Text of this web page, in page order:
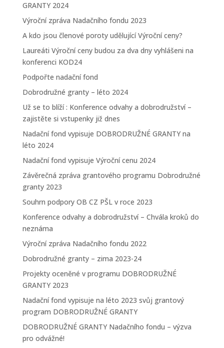
GRANTY 2024
Výroční zpráva Nadačního fondu 2023
A kdo jsou členové poroty udělující Výroční ceny?
Laureáti Výroční ceny budou za dva dny vyhlášeni na
konferenci KOD24
Podpořte nadační fond
Dobrodružné granty – léto 2024
Už se to blíží : Konference odvahy a dobrodružství –
zajistěte si vstupenky již dnes
Nadační fond vypisuje DOBRODRUŽNÉ GRANTY na
léto 2024
Nadační fond vypisuje Výroční cenu 2024
Závěrečná zpráva grantového programu Dobrodružné
granty 2023
Souhrn podpory OB CZ PŠL v roce 2023
Konference odvahy a dobrodružství – Chvála kroků do
neznáma
Výroční zpráva Nadačního fondu 2022
Dobrodružné granty – zima 2023-24
Projekty oceněné v programu DOBRODRUŽNÉ
GRANTY 2023
Nadační fond vypisuje na léto 2023 svůj grantový
program DOBRODRUŽNÉ GRANTY
DOBRODRUŽNÉ GRANTY Nadačního fondu – výzva
pro odvážné!